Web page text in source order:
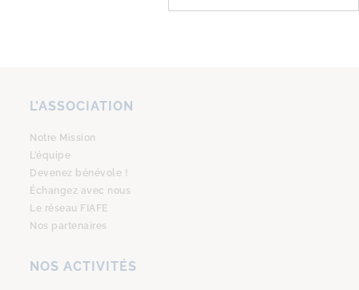
L’ASSOCIATION
Notre Mission
L’équipe
Devenez bénévole !
Échangez avec nous
Le réseau FIAFE
Nos partenaires
NOS ACTIVITÉS